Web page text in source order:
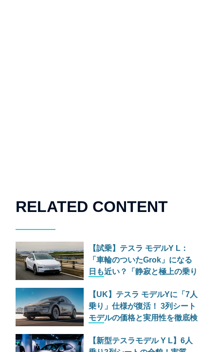
RELATED CONTENT
【試乗】テスラ モデルY L：
「車輪のついたGrok」になる
日も近い？「静寂と極上の乗り
ションの魔法
【UK】テスラ モデルYに「7人
乗り」仕様が復活！ 3列シート
モデルの価格と実用性を徹底検
【新型テスラモデル Y L】6人